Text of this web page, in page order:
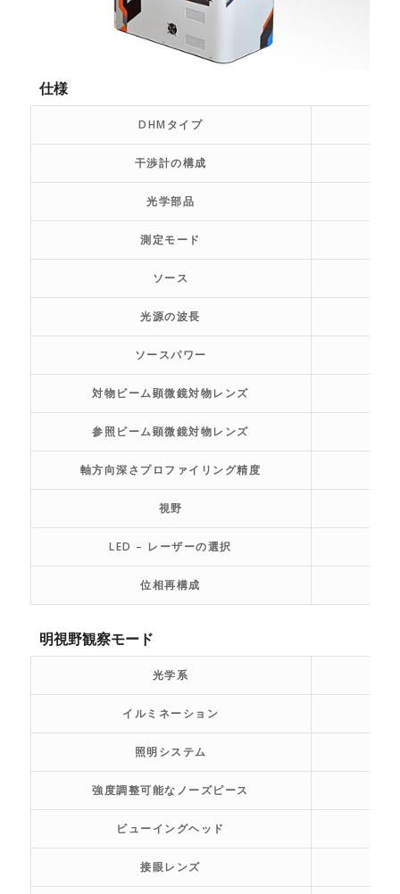
仕様
DHMタイプ
干渉計の構成
光学部品
測定モード
ソース
光源の波長
ソースパワー
対物ビーム顕微鏡対物レンズ
参照ビーム顕微鏡対物レンズ
軸方向深さプロファイリング精度
視野
LED – レーザーの選択
位相再構成
明視野観察モード
光学系
イルミネーション
照明システム
強度調整可能なノーズピース
ビューイングヘッド
接眼レンズ